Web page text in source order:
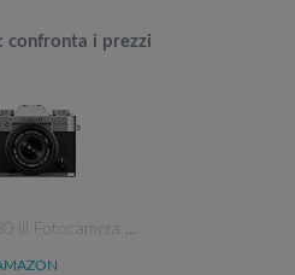
confronta i prezzi
III Fotocamera …